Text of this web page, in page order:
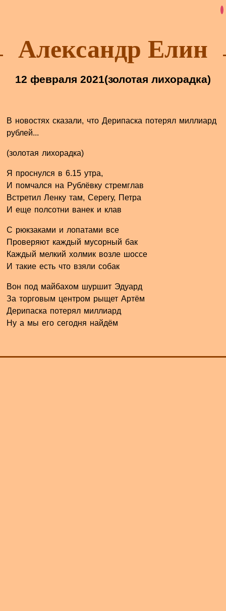
Александр Елин
12 февраля 2021(золотая лихорадка)
В новостях сказали, что Дерипаска потерял миллиард
рублей...
(золотая лихорадка)
Я проснулся в 6.15 утра,
И помчался на Рублёвку стремглав
Встретил Ленку там, Серегу, Петра
И еще полсотни ванек и клав
С рюкзаками и лопатами все
Проверяют каждый мусорный бак
Каждый мелкий холмик возле шоссе
И такие есть что взяли собак
Вон под майбахом шуршит Эдуард
За торговым центром рыщет Артём
Дерипаска потерял миллиард
Ну а мы его сегодня найдём